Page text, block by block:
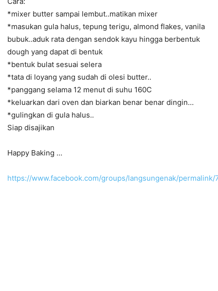
*mixer butter sampai lembut..matikan mixer
*masukan gula halus, tepung terigu, almond flakes, vanila
bubuk..aduk rata dengan sendok kayu hingga berbentuk
dough yang dapat di bentuk
*bentuk bulat sesuai selera
*tata di loyang yang sudah di olesi butter..
*panggang selama 12 menut di suhu 160C
*keluarkan dari oven dan biarkan benar benar dingin…
*gulingkan di gula halus..
Siap disajikan
Happy Baking …
https://www.facebook.com/groups/langsungenak/